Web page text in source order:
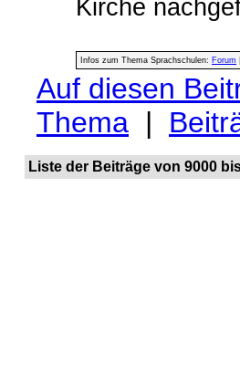
Kirche
Infos zum Thema Sprachschulen: Forum
Auf diesen
Thema |
Liste der Beiträge von 9000